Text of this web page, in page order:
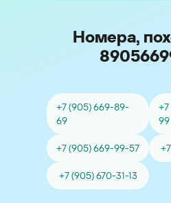
Номера,
+7 (905) 669-89-
69
99
+7 (905) 669-99-57
+7 (905) 670-31-13